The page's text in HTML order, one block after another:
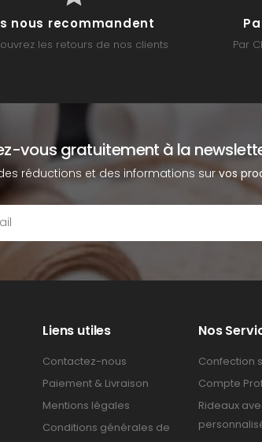
nous recommandent
les retours de nos clients Par
vous gratuitement à la
réductions et des informations survos
Liens utiles
Contactez-nous
Paiement & Livraison
Mentions légales
Conditions générales de
Nos
Confection
Compte
Rideaux